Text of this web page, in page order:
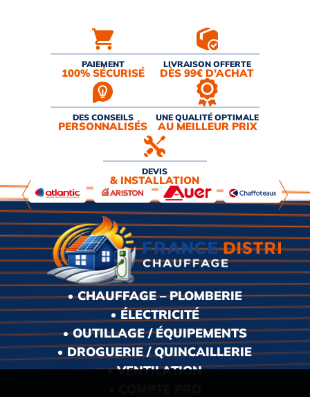
PAIEMENT
100% SÉCURISÉ
LIVRAISON OFFERTE
DÈS 99€ D’ACHAT
DES CONSEILS
PERSONNALISÉS
UNE QUALITÉ OPTIMALE
AU MEILLEUR PRIX
DEVIS
& INSTALLATION
CHAUFFAGE – PLOMBERIE
ÉLECTRICITÉ
OUTILLAGE / ÉQUIPEMENTS
DROGUERIE / QUINCAILLERIE
VENTILATION